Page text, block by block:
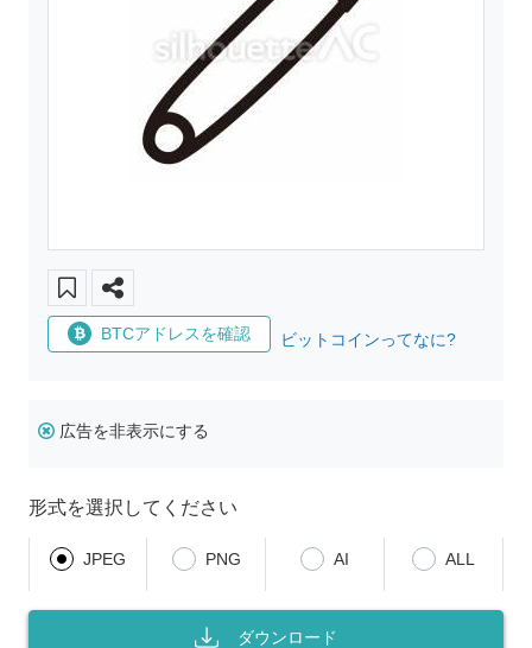
BTCアドレスを確認 ビットコインってなに?
広告を非表示にする
形式を選択してください
JPEG PNG AI ALL
ダウンロード